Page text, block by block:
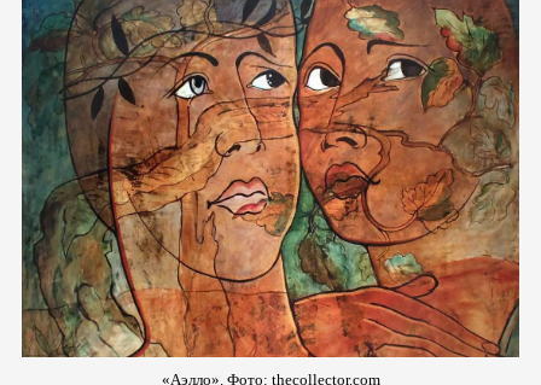
«Аэлло». Фото: thecollector.com